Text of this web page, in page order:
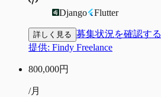
Django Flutter
詳しく見る 募集状況を確認する
提供: Findy Freelance
800,000円
/月